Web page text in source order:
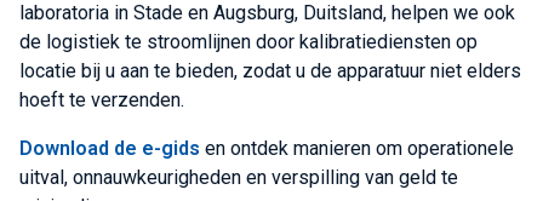
laboratoria in Stade en Augsburg, Duitsland, helpen we ook
de logistiek te stroomlijnen door kalibratiediensten op
locatie bij u aan te bieden, zodat u de apparatuur niet elders
hoeft te verzenden.
Download de e-gids en ontdek manieren om operationele
uitval, onnauwkeurigheden en verspilling van geld te